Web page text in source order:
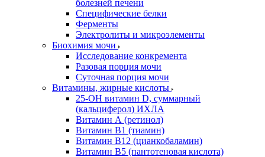
болезней печени
Специфические белки
Ферменты
Электролиты и микроэлементы
Биохимия мочи
Исследование конкремента
Разовая порция мочи
Суточная порция мочи
Витамины, жирные кислоты
25-OH витамин D, суммарный
(кальциферол) ИХЛА
Витамин А (ретинол)
Витамин В1 (тиамин)
Витамин В12 (цианкобаламин)
Витамин В5 (пантотеновая кислота)